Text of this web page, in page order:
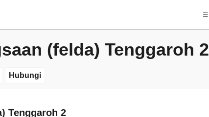
☰
(felda) Tenggaroh 2
Hubungi
Tenggaroh 2